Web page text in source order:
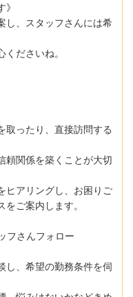
し、スタッフさんには希
ださいね。
取ったり、直接訪問する
頼関係を築くことが大切
ヒアリングし、お困りご
ご案内します。
フさんフォロー
し、希望の勤務条件を伺